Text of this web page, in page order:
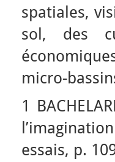
spatiales,
sol, des
micro-
1
essais, p.